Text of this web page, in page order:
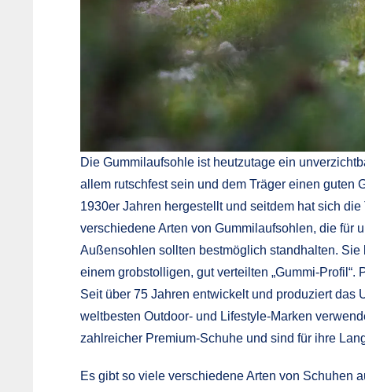
Die Gummilaufsohle ist heutzutage ein
allem rutschfest sein und dem Träger einen guten
1930er Jahren hergestellt und seitdem hat sich
verschiedene Arten von Gummilaufsohlen, die für
Außensohlen sollten bestmöglich standhalten.
einem grobstolligen, gut verteilten „Gummi-
Seit über 75 Jahren entwickelt und produziert das
weltbesten Outdoor- und Lifestyle-Marken
zahlreicher Premium-Schuhe und sind für ihre
Es gibt so viele verschiedene Arten von Schuhen